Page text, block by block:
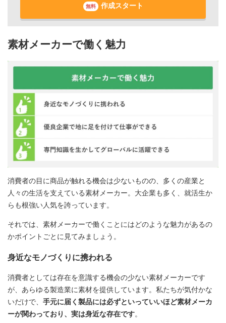
無料 作成スタート
素材メーカーで働く魅力
消費者の目に商品が触れる機会は少ないものの、多くの産業と
人々の生活を支えている素材メーカー。大企業も多く、就活生か
らも根強い人気を誇っています。
それでは、素材メーカーで働くことにはどのような魅力があるの
かポイントごとに見てみましょう。
身近なモノづくりに携われる
消費者としては存在を意識する機会の少ない素材メーカーです
が、あらゆる製造業に素材を提供しています。私たちが気付かな
いだけで、 手元に届く製品には必ずといっていいほど素材メーカ
ーが関わっており、実は身近な存在です。